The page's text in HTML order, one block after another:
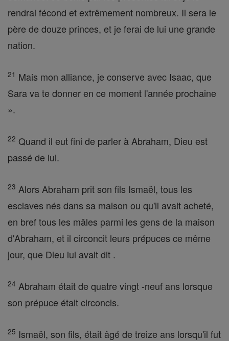
rendrai fécond et extrêmement nombreux. Il sera le
père de douze princes, et je ferai de lui une grande
nation.
21 Mais mon alliance, je conserve avec Isaac, que
Sara va te donner en ce moment l'année prochaine
».
22 Quand il eut fini de parler à Abraham, Dieu est
passé de lui.
23 Alors Abraham prit son fils Ismaël, tous les
esclaves nés dans sa maison ou qu'il avait acheté,
en bref tous les mâles parmi les gens de la maison
d'Abraham, et il circoncit leurs prépuces ce même
jour, que Dieu lui avait dit .
24 Abraham était de quatre vingt -neuf ans lorsque
son prépuce était circoncis.
25 Ismaël, son fils, était âgé de treize ans lorsqu'il fut